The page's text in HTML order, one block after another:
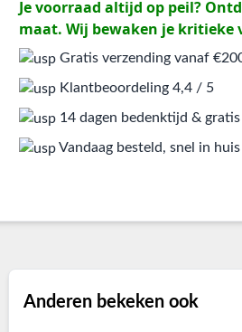
Je voorraad altijd op peil?
maat. Wij bewaken je kritieke
Gratis verzending vanaf
Klantbeoordeling 4,4 / 5
14 dagen bedenktijd &
Vandaag besteld, snel in huis
Anderen bekeken ook